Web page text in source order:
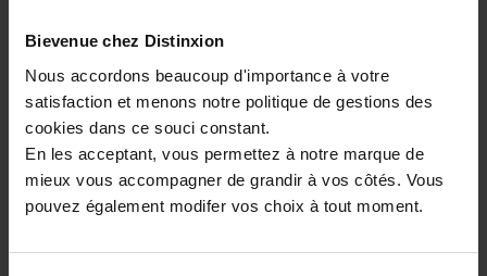
Bievenue chez Distinxion
Nous accordons beaucoup d'importance à votre
satisfaction et menons notre politique de gestions des
cookies dans ce souci constant.
En les acceptant, vous permettez à notre marque de
mieux vous accompagner de grandir à vos côtés. Vous
pouvez également modifer vos choix à tout moment.
22 480€
ou à partir de369.28 €/mois